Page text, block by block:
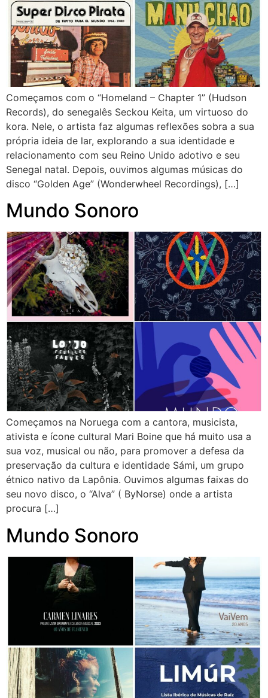
Começamos com o “Homeland – Chapter 1” (Hudson
Records), do senegalês Seckou Keita, um virtuoso do
kora. Nele, o artista faz algumas reflexões sobra a sua
própria ideia de lar, explorando a sua identidade e
relacionamento com seu Reino Unido adotivo e seu
Senegal natal. Depois, ouvimos algumas músicas do
disco “Golden Age” (Wonderwheel Recordings), […]
Mundo Sonoro
Começamos na Noruega com a cantora, musicista,
ativista e ícone cultural Mari Boine que há muito usa a
sua voz, musical ou não, para promover a defesa da
preservação da cultura e identidade Sámi, um grupo
étnico nativo da Lapônia. Ouvimos algumas faixas do
seu novo disco, o “Alva” ( ByNorse) onde a artista
procura […]
Mundo Sonoro